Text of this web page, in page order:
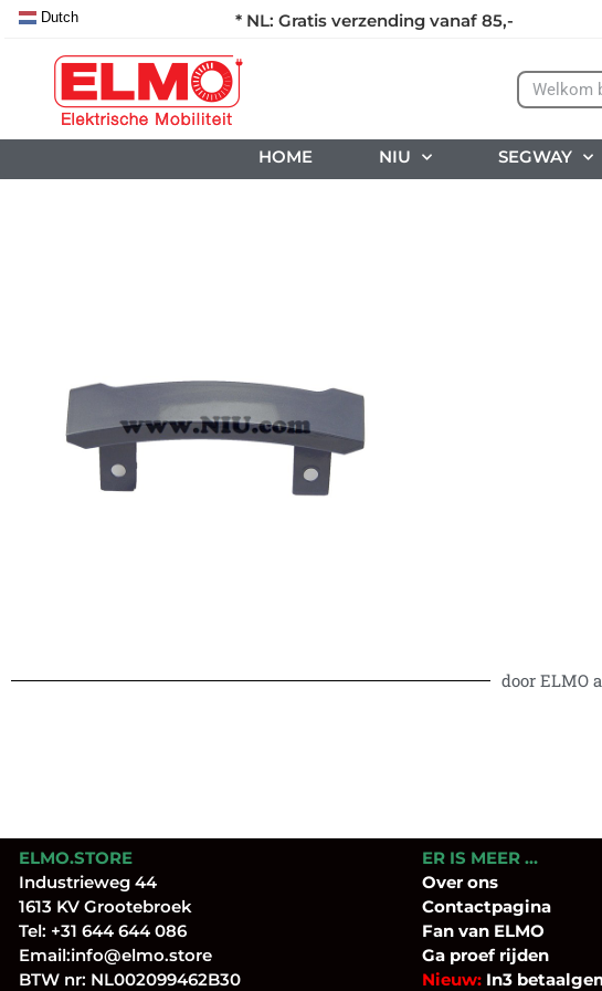
* NL: Gratis verzending vanaf 85,-
Dutch
HOME NIU SEGWAY
door ELMO
ELMO.STORE
Industrieweg 44
1613 KV Grootebroek
Tel: +31 644 644 086
Email:info@elmo.store
BTW nr: NL002099462B30
ER IS MEER …
Over ons
Contactpagina
Fanvan ELMO
Ga proef rijden
Nieuw:In3